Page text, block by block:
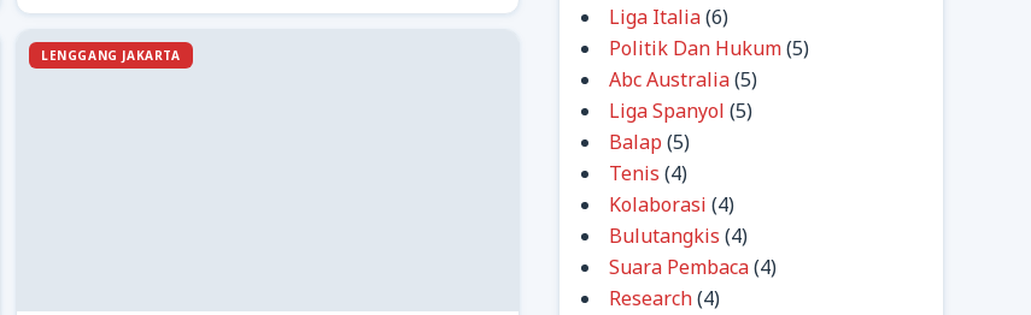
LENGGANG JAKARTA
Liga Italia(6)
Politik Dan Hukum(5)
Abc Australia(5)
Liga Spanyol (5)
Balap (5)
Tenis (4)
Kolaborasi (4)
Bulutangkis (4)
Suara Pembaca(4)
Research(4)